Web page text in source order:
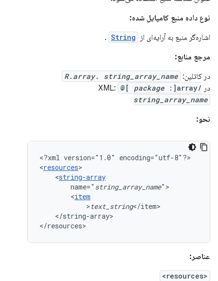
نوع داده منبع کامپایل شده:
اشاره‌گر منبع به آرایه‌ای از
String
.
مرجع منابع:
در کاتلین: R.array. string_array_name
در XML: @[ package :]array/
string_array_name
نحو:
<?xml version="1.0"
encoding="utf-8"?>
<resources
<string-array
name=" string_array_name
<item
>text_string
</string-array>
</resources>
عناصر:
<resources>